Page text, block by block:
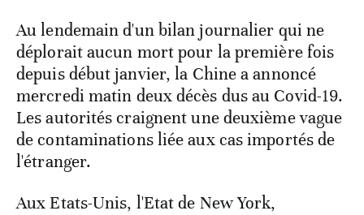
Au lendemain d'un bilan journalier qui ne
déplorait aucun mort pour la première fois
depuis début janvier, la Chine a annoncé
mercredi matin deux décès dus au Covid-19.
Les autorités craignent une deuxième vague
de contaminations liée aux cas importés de
l'étranger.
Aux Etats-Unis, l'Etat de New York,